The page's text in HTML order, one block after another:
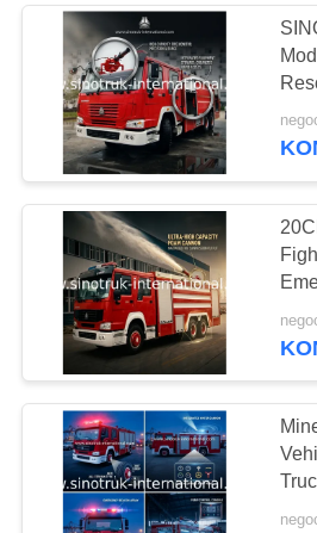
Wóz
Śmieciarka
zbierania